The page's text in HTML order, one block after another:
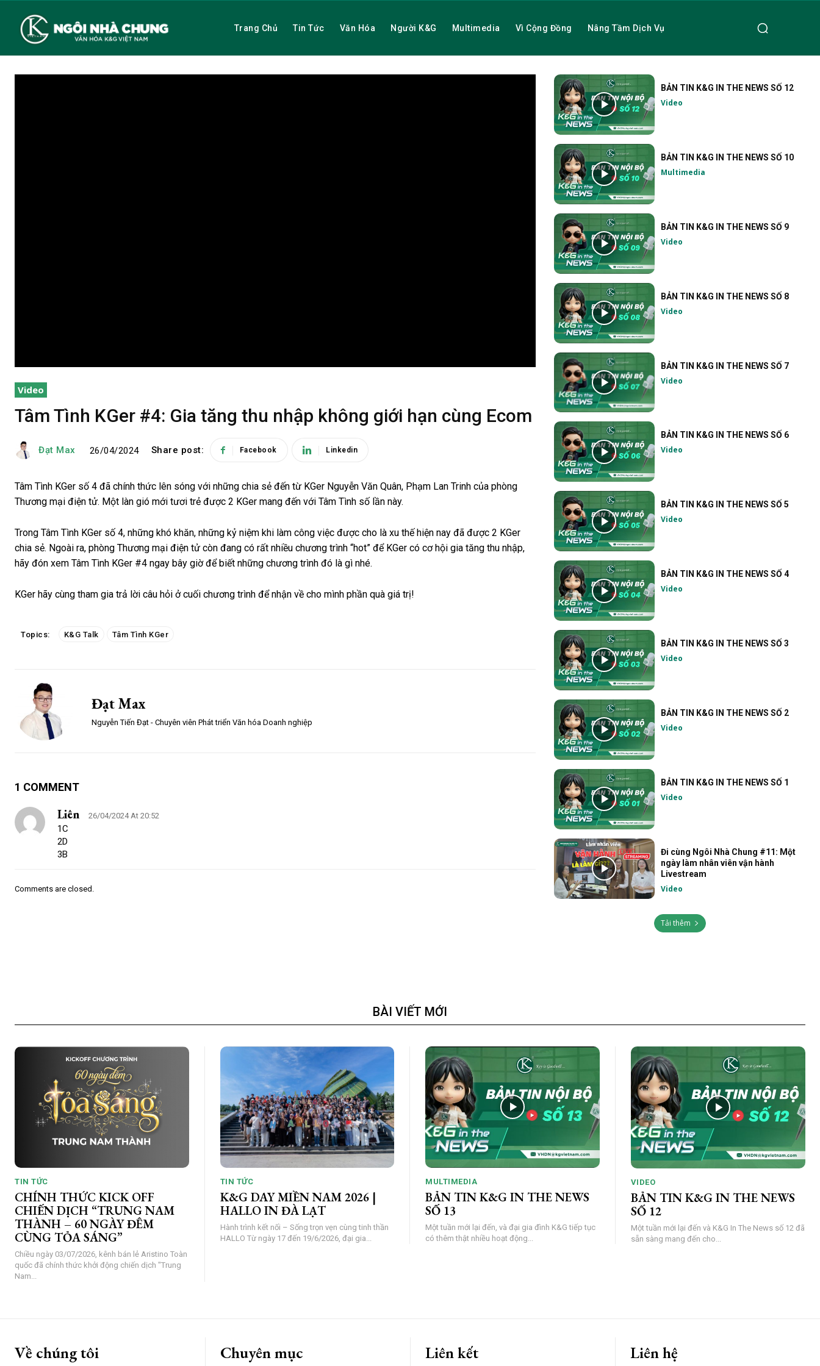
Trang Chủ Tin Tức Văn Hóa Người K&G Multimedia Vì Cộng Đồng Nâng Tầm Dịch Vụ
Video
Tâm Tình KGer #4: Gia tăng thu nhập không giới hạn cùng Ecom
Đạt Max 26/04/2024 Share post: Facebook Linkedin
Tâm Tình KGer số 4 đã chính thức lên sóng với những chia sẻ đến từ KGer Nguyễn Văn Quân, Phạm Lan Trinh của phòng
Thương mại điện tử. Một làn gió mới tươi trẻ được 2 KGer mang đến với Tâm Tình số lần này.
Trong Tâm Tình KGer số 4, những khó khăn, những kỷ niệm khi làm công việc được cho là xu thế hiện nay đã được 2 KGer
chia sẻ. Ngoài ra, phòng Thương mại điện tử còn đang có rất nhiều chương trình “hot” để KGer có cơ hội gia tăng thu nhập,
hãy đón xem Tâm Tình KGer #4 ngay bây giờ để biết những chương trình đó là gì nhé.
KGer hãy cùng tham gia trả lời câu hỏi ở cuối chương trình để nhận về cho mình phần quà giá trị!
Topics: K&G Talk Tâm Tình KGer
Đạt Max
Nguyễn Tiến Đạt - Chuyên viên Phát triển Văn hóa Doanh nghiệp
1 COMMENT
Liên 26/04/2024 At 20:52
1C
2D
3B
Comments are closed.
BẢN TIN K&G IN THE NEWS SỐ 12
Video
BẢN TIN K&G IN THE NEWS SỐ 10
Multimedia
BẢN TIN K&G IN THE NEWS SỐ 9
Video
BẢN TIN K&G IN THE NEWS SỐ 8
Video
BẢN TIN K&G IN THE NEWS SỐ 7
Video
BẢN TIN K&G IN THE NEWS SỐ 6
Video
BẢN TIN K&G IN THE NEWS SỐ 5
Video
BẢN TIN K&G IN THE NEWS SỐ 4
Video
BẢN TIN K&G IN THE NEWS SỐ 3
Video
BẢN TIN K&G IN THE NEWS SỐ 2
Video
BẢN TIN K&G IN THE NEWS SỐ 1
Video
Đi cùng Ngôi Nhà Chung #11: Một
ngày làm nhân viên vận hành
Livestream
Video
Tải thêm
BÀI VIẾT MỚI
TIN TỨC
CHÍNH THỨC KICK OFF
CHIẾN DỊCH “TRUNG NAM
THÀNH – 60 NGÀY ĐÊM
CÙNG TỎA SÁNG”
Chiều ngày 03/07/2026, kênh bán lẻ Aristino Toàn
quốc đã chính thức khởi động chiến dịch "Trung
Nam...
TIN TỨC
K&G DAY MIỀN NAM 2026 |
HALLO IN ĐÀ LẠT
Hành trình kết nối – Sống trọn vẹn cùng tinh thần
HALLO Từ ngày 17 đến 19/6/2026, đại gia...
MULTIMEDIA
BẢN TIN K&G IN THE NEWS
SỐ 13
Một tuần mới lại đến, và đại gia đình K&G tiếp tục
có thêm thật nhiều hoạt động...
VIDEO
BẢN TIN K&G IN THE NEWS
SỐ 12
Một tuần mới lại đến và K&G In The News số 12 đã
sẵn sàng mang đến cho...
Về chúng tôi Chuyên mục Liên kết Liên hệ